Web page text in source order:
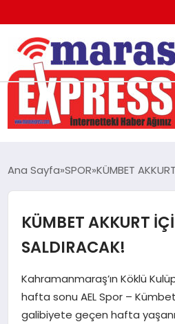
K.MARAŞ
AFŞİN
BİZE ULAŞIN
Ana Sayfa SPOR KÜMBET
KÜMBET AKKURT
SALDIRACAK!
Kahramanmaraş’ın Köklü
hafta sonu AEL Spor –
galibiyete geçen hafta